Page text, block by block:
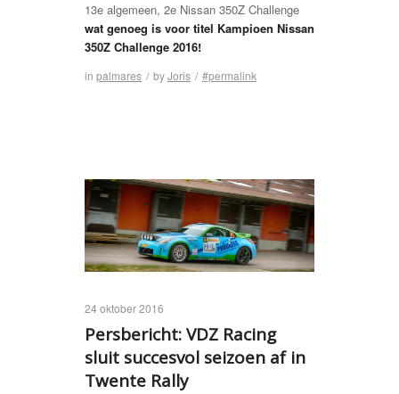
13e algemeen, 2e Nissan 350Z Challenge
wat genoeg is voor titel Kampioen Nissan
350Z Challenge 2016!
in palmares / byJoris / #permalink
24 oktober 2016
Persbericht: VDZ Racing
sluit succesvol seizoen af in
Twente Rally